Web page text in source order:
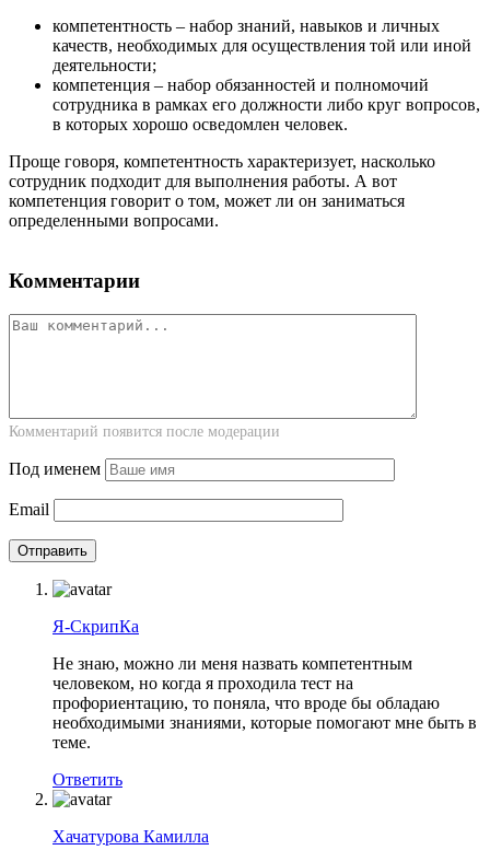
компетентность – набор знаний, навыков и личных
качеств, необходимых для осуществления той или иной
деятельности;
компетенция – набор обязанностей и полномочий
сотрудника в рамках его должности либо круг вопросов,
в которых хорошо осведомлен человек.
Проще говоря, компетентность характеризует, насколько
сотрудник подходит для выполнения работы. А вот
компетенция говорит о том, может ли он заниматься
определенными вопросами.
Комментарии
Комментарий появится после модерации
Под именем
Email
Я-СкрипКа
Не знаю, можно ли меня назвать компетентным
человеком, но когда я проходила тест на
профориентацию, то поняла, что вроде бы обладаю
необходимыми знаниями, которые помогают мне быть в
теме.
Ответить
Хачатурова Камилла